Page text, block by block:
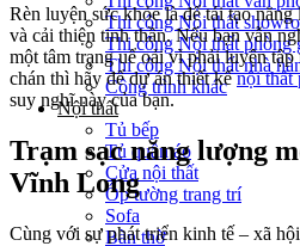
Thi công Nội thất
Thi công Nội thất phòng
Thi công Nội thất nhà
Công trình khác
Nội thất
Tủ bếp
Tủ quần áo
Cửa nội thất
Ốp tường trang trí
Sofa
Bàn thờ
Rèn luyện sức khỏe là để tái tạo
và cải thiện tinh thần. Nếu bạn vẫn
một tâm trạng uể oải vì phải luyện
chán thì hãy để dự án thiết kếnội thất
suy nghĩ này của bạn.
Trạm sạc năng lượng
Vĩnh Long
Cùng với sự phát triển kinh tế – xã